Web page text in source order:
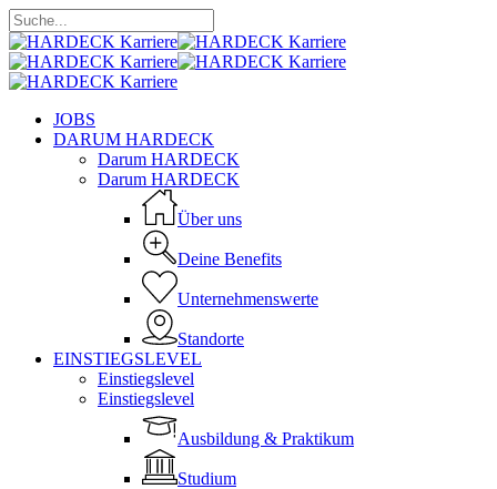
Skip
to
main
content
Close
Search
Menu
JOBS
DARUM HARDECK
Darum HARDECK
Darum HARDECK
Über uns
Deine Benefits
Unternehmenswerte
Standorte
EINSTIEGSLEVEL
Einstiegslevel
Einstiegslevel
Ausbildung & Praktikum
Studium